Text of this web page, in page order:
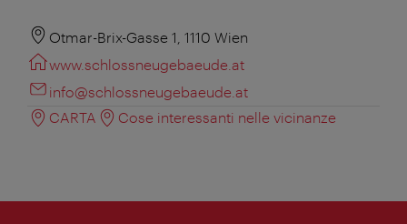
Otmar-Brix-Gasse 1, 1110 Wien
www.schlossneugebaeude.at
info@schlossneugebaeude.at
CARTA
Cose interessanti nelle vicinanze